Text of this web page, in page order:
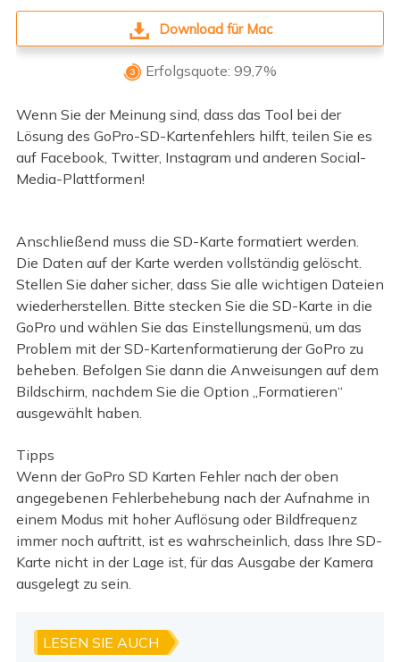
Download für Mac
 Erfolgsquote: 99,7%
Wenn Sie der Meinung sind, dass das Tool bei der
Lösung des GoPro-SD-Kartenfehlers hilft, teilen Sie es
auf Facebook, Twitter, Instagram und anderen Social-
Media-Plattformen!
Anschließend muss die SD-Karte formatiert werden.
Die Daten auf der Karte werden vollständig gelöscht.
Stellen Sie daher sicher, dass Sie alle wichtigen Dateien
wiederherstellen. Bitte stecken Sie die SD-Karte in die
GoPro und wählen Sie das Einstellungsmenü, um das
Problem mit der SD-Kartenformatierung der GoPro zu
beheben. Befolgen Sie dann die Anweisungen auf dem
Bildschirm, nachdem Sie die Option „Formatieren“
ausgewählt haben.
Tipps
Wenn der GoPro SD Karten Fehler nach der oben
angegebenen Fehlerbehebung nach der Aufnahme in
einem Modus mit hoher Auflösung oder Bildfrequenz
immer noch auftritt, ist es wahrscheinlich, dass Ihre SD-
Karte nicht in der Lage ist, für das Ausgabe der Kamera
ausgelegt zu sein.
LESEN SIE AUCH